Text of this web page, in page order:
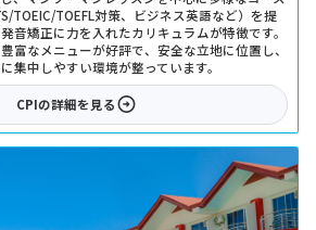
TOEIC/TOEFL対策、ビジネス英語など）を提
音矯正に力を入れたカリキュラムが特徴です。
富なメニューが好評で、安全な立地に位置し、
集中しやすい環境が整っています。
CPIの詳細を見る